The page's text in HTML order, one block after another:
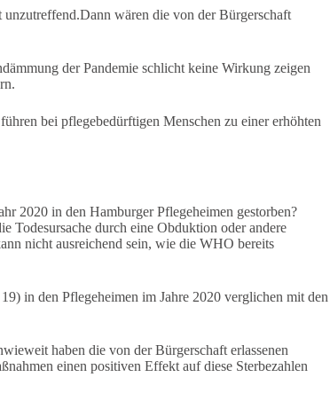
wären die von der Bürgerschaft
der Pandemie schlicht keine Wirkung zeigen
bei pflegebedürftigen Menschen zu einer erhöhten
2020 in den Hamburger Pflegeheimen gestorben?
Todesursache durch eine Obduktion oder andere
nicht ausreichend sein, wie die WHO bereits
in den Pflegeheimen im Jahre 2020 verglichen mit den
haben die von der Bürgerschaft erlassenen
einen positiven Effekt auf diese Sterbezahlen